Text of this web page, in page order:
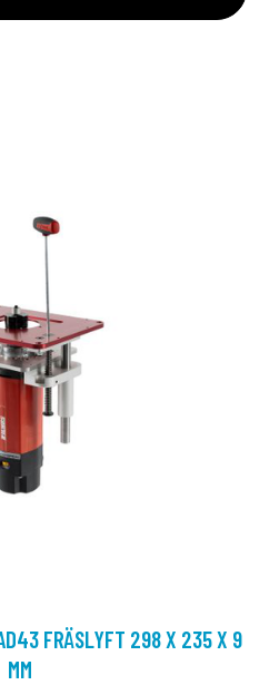
FRÄSLYFT 298 X 235 X 9
MM